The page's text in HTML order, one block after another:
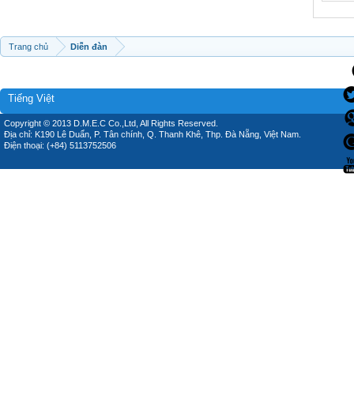
Trang chủ Diễn đàn
Tiếng Việt
Copyright © 2013 D.M.E.C Co.,Ltd, All Rights Reserved.
Địa chỉ: K190 Lê Duẩn, P. Tân chính, Q. Thanh Khê, Thp. Đà Nẵng, Việt Nam.
Điện thoại: (+84) 5113752506